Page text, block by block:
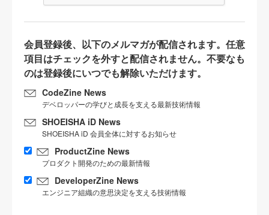
会員登録後、以下のメルマガが配信されます。任意
項目はチェックを外すと配信されません。不要なも
のは登録後にいつでも解除いただけます。
CodeZine News
デベロッパーの学びと成長を支える最新技術情報
SHOEISHA iD News
SHOEISHA iD 会員全体に対するお知らせ
ProductZine News
プロダクト開発のための最新情報
DeveloperZine News
エンジニア組織の意思決定を支える技術情報